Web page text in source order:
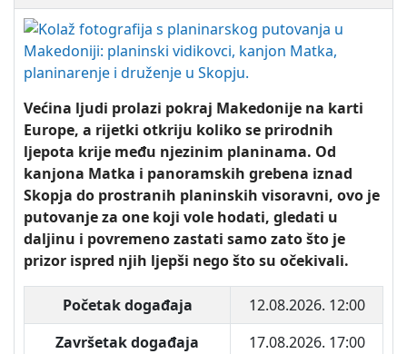
Većina ljudi prolazi pokraj Makedonije na karti
Europe, a rijetki otkriju koliko se prirodnih
ljepota krije među njezinim planinama. Od
kanjona Matka i panoramskih grebena iznad
Skopja do prostranih planinskih visoravni, ovo je
putovanje za one koji vole hodati, gledati u
daljinu i povremeno zastati samo zato što je
prizor ispred njih ljepši nego što su očekivali.
Početak događaja
12.08.2026. 12:00
Završetak događaja
17.08.2026. 17:00